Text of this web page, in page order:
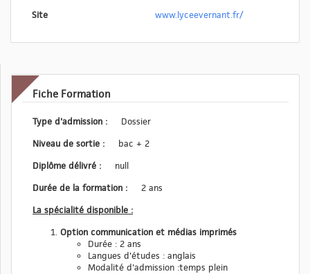
Site
www.lyceevernant.fr/
Fiche Formation
Type d'admission :
Dossier
Niveau de sortie :
bac + 2
Diplôme délivré :
null
Durée de la formation :
2 ans
La spécialité disponible :
Option communication et médias imprimés
Durée : 2 ans
Langues d'études : anglais
Modalité d'admission :temps plein